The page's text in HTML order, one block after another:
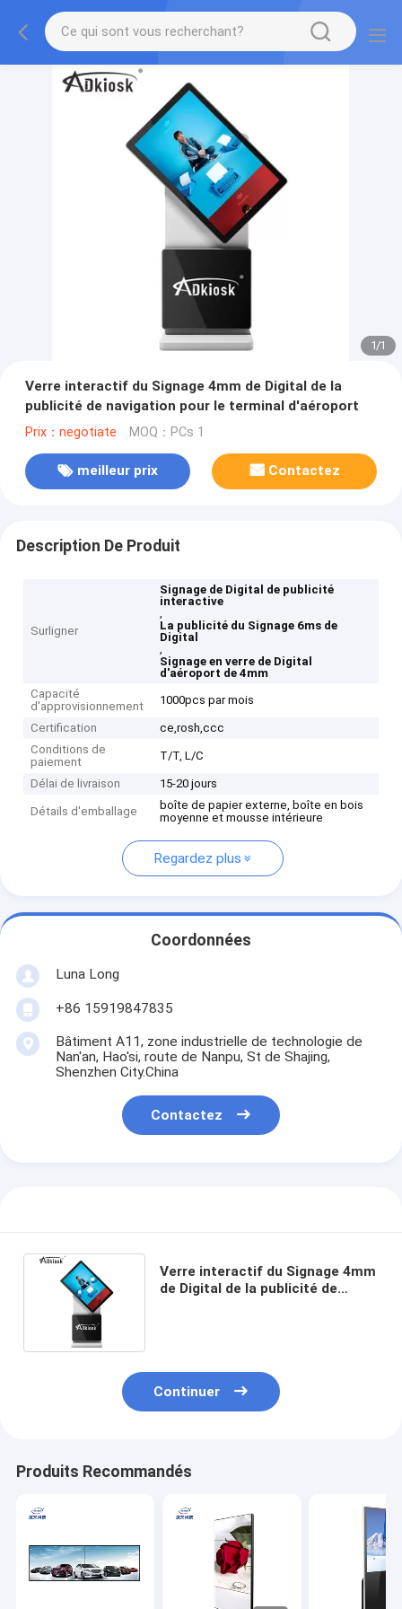
1/1
Verre interactif du Signage 4mm de Digital de la
publicité de navigation pour le terminal d'aéroport
Prix：negotiate MOQ：PCs 1
meilleur prix Contactez
Description De Produit
Surligner
Signage de Digital de publicité
interactive
,
La publicité du Signage 6ms de
Digital
,
Signage en verre de Digital
d'aéroport de 4mm
Capacité
d'approvisionnement
1000pcs par mois
Certification
ce,rosh,ccc
Conditions de
paiement
T/T, L/C
Délai de livraison 15-20 jours
Détails d'emballage
boîte de papier externe, boîte en bois
moyenne et mousse intérieure
Regardez plus
Coordonnées
Luna Long
+86 15919847835
Bâtiment A11, zone industrielle de technologie de
Nan'an, Hao'si, route de Nanpu, St de Shajing,
Shenzhen City.China
Contactez
Verre interactif du Signage 4mm
de Digital de la publicité de
Continuer
Produits Recommandés